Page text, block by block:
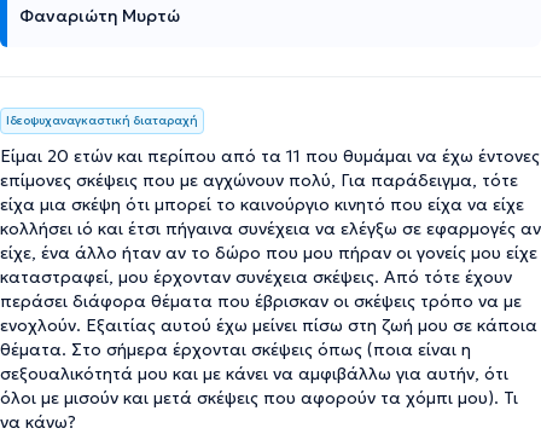
Φαναριώτη Μυρτώ
Ιδεοψυχαναγκαστική διαταραχή
Είμαι 20 ετών και περίπου από τα 11 που θυμάμαι να έχω έντονες
επίμονες σκέψεις που με αγχώνουν πολύ, Για παράδειγμα, τότε
είχα μια σκέψη ότι μπορεί το καινούργιο κινητό που είχα να είχε
κολλήσει ιό και έτσι πήγαινα συνέχεια να ελέγξω σε εφαρμογές αν
είχε, ένα άλλο ήταν αν το δώρο που μου πήραν οι γονείς μου είχε
καταστραφεί, μου έρχονταν συνέχεια σκέψεις. Από τότε έχουν
περάσει διάφορα θέματα που έβρισκαν οι σκέψεις τρόπο να με
ενοχλούν. Εξαιτίας αυτού έχω μείνει πίσω στη ζωή μου σε κάποια
θέματα. Στο σήμερα έρχονται σκέψεις όπως (ποια είναι η
σεξουαλικότητά μου και με κάνει να αμφιβάλλω για αυτήν, ότι
όλοι με μισούν και μετά σκέψεις που αφορούν τα χόμπι μου). Τι
να κάνω?